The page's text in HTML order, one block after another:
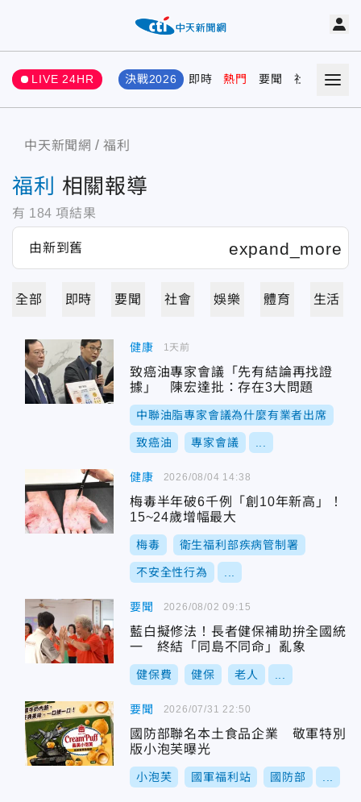
LIVE 24HR 決戰2026 即時 熱門 要聞 社會 娛樂
中天新聞網 福利
福利 相關報導
有 184 項結果
全部 即時 要聞 社會 娛樂 體育 生活
健康
致癌油專家會議「先有結論再找證
據」 陳宏達批：存在3大問題
中聯油脂專家會議為什麼有業者出席
致癌油 專家會議
1天前
健康
梅毒半年破6千例「創10年新高」！
15~24歲增幅最大
梅毒 衛生福利部疾病管制署
不安全性行為
2026/08/04 14:38
要聞
藍白擬修法！長者健保補助拚全國統
一 終結「同島不同命」亂象
健保費 健保 老人
2026/08/02 09:15
要聞
國防部聯名本土食品企業 敬軍特別
版小泡芙曝光
小泡芙 國軍福利站 國防部
2026/07/31 22:50